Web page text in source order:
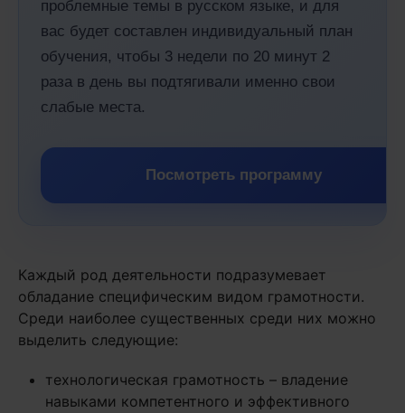
проблемные темы в русском языке, и для
вас будет составлен индивидуальный план
обучения, чтобы 3 недели по 20 минут 2
раза в день вы подтягивали именно свои
слабые места.
Посмотреть программу
Каждый род деятельности подразумевает
обладание специфическим видом грамотности.
Среди наиболее существенных среди них можно
выделить следующие:
технологическая грамотность – владение
навыками компетентного и эффективного